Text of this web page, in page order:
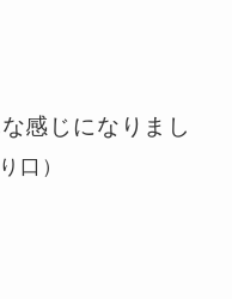
感じになりまし
口）